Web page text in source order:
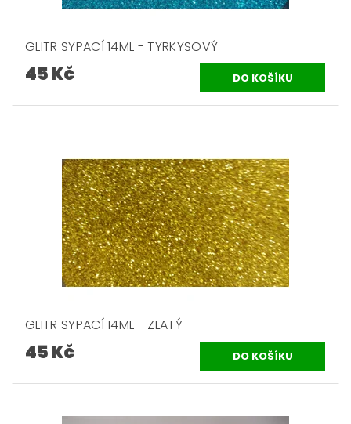
GLITR SYPACÍ 14ML - TYRKYSOVÝ
45 Kč
GLITR SYPACÍ 14ML - ZLATÝ
45 Kč